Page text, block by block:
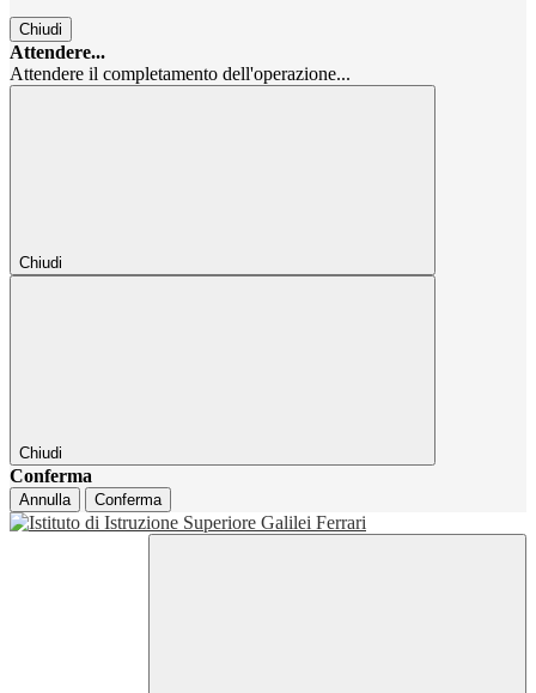
Chiudi
Attendere...
Attendere il completamento dell'operazione...
Chiudi
Chiudi
Conferma
Annulla Conferma